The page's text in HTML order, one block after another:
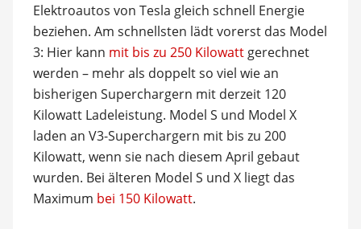
Elektroautos von Tesla gleich schnell Energie
beziehen. Am schnellsten lädt vorerst das Model
3: Hier kann mit bis zu 250 Kilowattgerechnet
werden – mehr als doppelt so viel wie an
bisherigen Superchargern mit derzeit 120
Kilowatt Ladeleistung. Model S und Model X
laden an V3-Superchargern mit bis zu 200
Kilowatt, wenn sie nach diesem April gebaut
wurden. Bei älteren Model S und X liegt das
Maximum bei 150 Kilowatt.